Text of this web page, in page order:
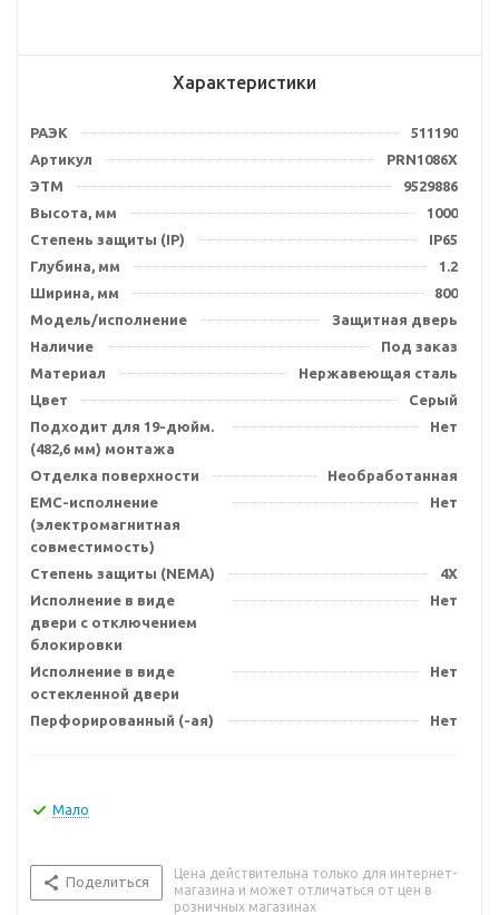
Характеристики
РАЭК
511190
Артикул
PRN1086X
ЭТМ
9529886
Высота, мм
1000
Степень защиты (IP)
IP65
Глубина, мм
1.2
Ширина, мм
800
Модель/исполнение
Защитная дверь
Наличие
Под заказ
Материал
Нержавеющая сталь
Цвет
Серый
Подходит для 19-дюйм.
(482,6 мм) монтажа
Нет
Отделка поверхности
Необработанная
EMC-исполнение
(электромагнитная
совместимость)
Нет
Степень защиты (NEMA)
4X
Исполнение в виде
двери с отключением
блокировки
Нет
Исполнение в виде
остекленной двери
Нет
Перфорированный (-ая) Нет
Мало
Поделиться
Цена действительна только для интернет-
магазина и может отличаться от цен в
розничных магазинах